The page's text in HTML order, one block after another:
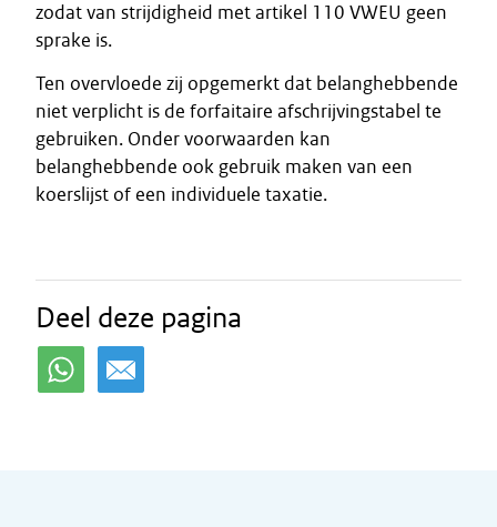
zodat van strijdigheid met artikel 110 VWEU geen
sprake is.
Ten overvloede zij opgemerkt dat belanghebbende
niet verplicht is de forfaitaire afschrijvingstabel te
gebruiken. Onder voorwaarden kan
belanghebbende ook gebruik maken van een
koerslijst of een individuele taxatie.
Deel deze pagina